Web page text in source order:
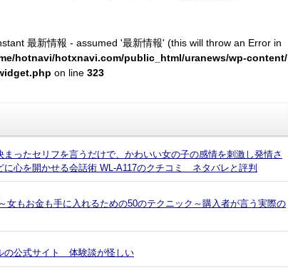
最新情報 - assumed '最新情報' (this will throw an Error in
hotnavi/hotxnavi.com/public_html/uranews/wp-content/
on line 323
まったセリフを言うだけで、かわいい女の子の感情を刺激し発情さ
に心を開かせる会話術 WL-A117のクチコミ ネタバレと評判
女もお金も手に入れるための50のテクニック～購入者が言う実際の
の公式サイト 体験談が怪しい